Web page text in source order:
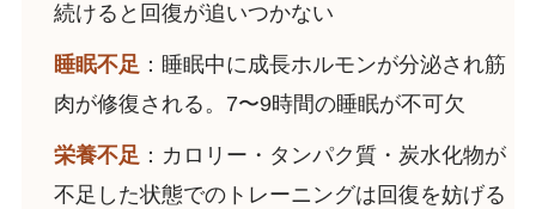
続けると回復が追いつかない
睡眠不足：睡眠中に成長ホルモンが分泌され筋
肉が修復される。7〜9時間の睡眠が不可欠
栄養不足：カロリー・タンパク質・炭水化物が
不足した状態でのトレーニングは回復を妨げる